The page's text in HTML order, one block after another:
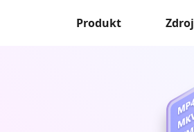
Produkt Zdroj